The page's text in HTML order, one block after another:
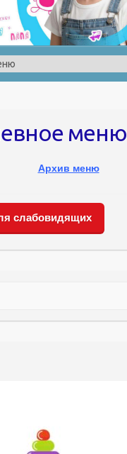
меню
Архив меню
слабовидящих